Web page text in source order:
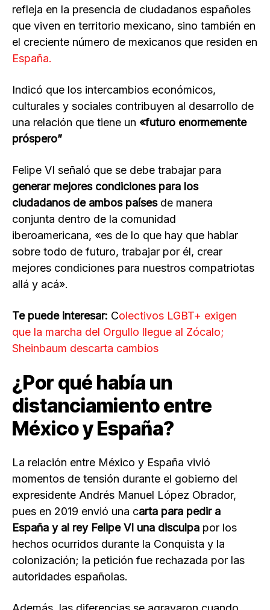
refleja en la presencia de ciudadanos españoles
que viven en territorio mexicano, sino también en
el creciente número de mexicanos que residen en
España.
Indicó que los intercambios económicos,
culturales y sociales contribuyen al desarrollo de
una relación que tiene un «futuro enormemente
próspero”
Felipe VI señaló que se debe trabajar para
generar mejores condiciones para los
ciudadanos de ambos paísesde manera
conjunta dentro de la comunidad
iberoamericana, «es de lo que hay que hablar
sobre todo de futuro, trabajar por él, crear
mejores condiciones para nuestros compatriotas
allá y acá».
Te puede interesar: Colectivos LGBT+ exigen
que la marcha del Orgullo llegue al Zócalo;
Sheinbaum descarta cambios
¿Por qué había un
distanciamiento entre
México y España?
La relación entre México y España vivió
momentos de tensión durante el gobierno del
expresidente Andrés Manuel López Obrador,
pues en 2019 envió una carta para pedir a
España y al rey Felipe VI una disculpa por los
hechos ocurridos durante la Conquista y la
colonización; la petición fue rechazada por las
autoridades españolas.